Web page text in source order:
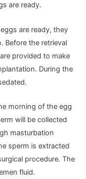
are ready.
are ready, they
Before the retrieval
provided to make
During the
morning of the egg
will be collected
masturbation
sperm is extracted
procedure. The
fluid.